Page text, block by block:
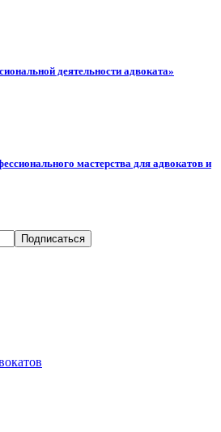
деятельности адвоката»
мастерства для адвокатов и